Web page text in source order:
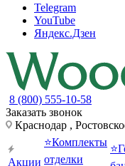
Telegram
YouTube
Яндекс.Дзен
8 (800) 555-10-58
Заказать звонок
Краснодар ,
Акции
⭐Комплекты
отделки